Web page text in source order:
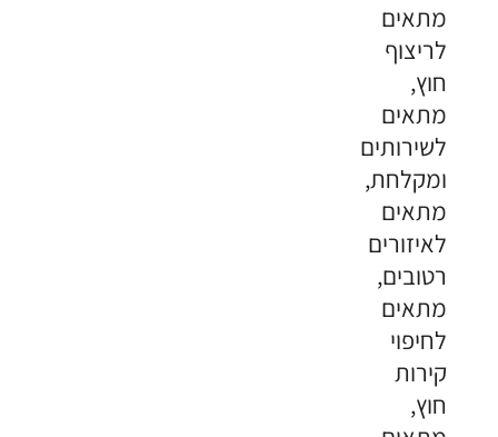
מתאים
לריצוף
חוץ,
מתאים
לשירותים
ומקלחת,
מתאים
לאיזורים
רטובים,
מתאים
לחיפוי
קירות
חוץ,